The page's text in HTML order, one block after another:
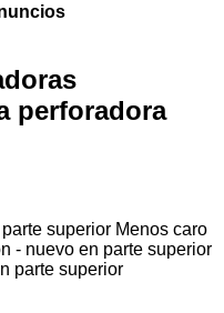
perforadora
superior Menos caro
- nuevo en parte superior
parte superior